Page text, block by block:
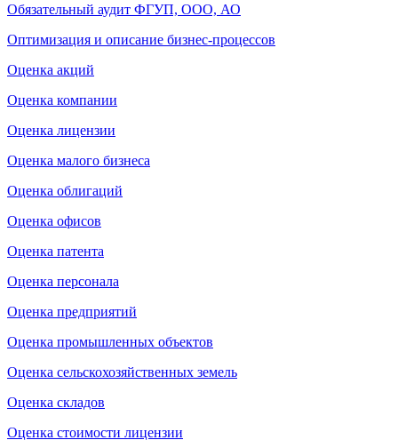
Обязательный аудит ФГУП, ООО, АО
Оптимизация и описание бизнес-процессов
Оценка акций
Оценка компании
Оценка лицензии
Оценка малого бизнеса
Оценка облигаций
Оценка офисов
Оценка патента
Оценка персонала
Оценка предприятий
Оценка промышленных объектов
Оценка сельскохозяйственных земель
Оценка складов
Оценка стоимости лицензии